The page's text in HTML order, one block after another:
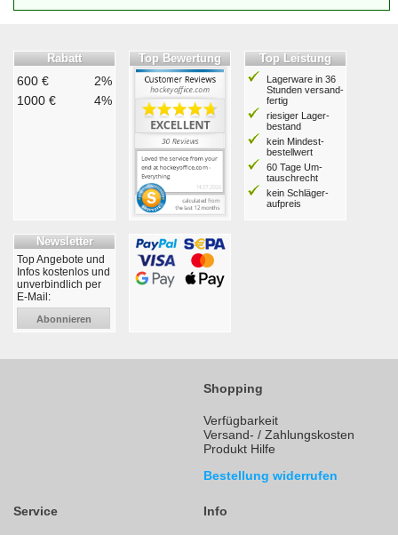
Rabatt
600 €
2%
1000 €
4%
Top Bewertung Top Leistung
Lagerware in 36
Stunden ver­sand­
fertig
riesiger Lager­
bestand
kein Mindest­
bestell­wert
60 Tage Um­
tausch­recht
kein Schläger­
aufpreis
Newsletter
Top Angebote und
Infos kostenlos und
unverbindlich per
E-Mail:
Abonnieren
Shopping
Verfügbarkeit
Versand- / Zahlungskosten
Produkt Hilfe
Bestellung widerrufen
Service Info